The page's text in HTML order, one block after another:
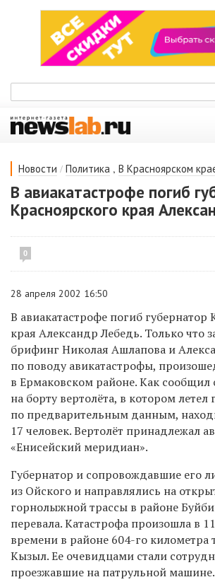
Новости / Политика , В Красноярском
В авиакатастрофе погиб
Красноярского края
0
28 апреля 2002 16:50
В авиакатастрофе погиб губернатор
края Александр Лебедь. Только что
брифинг Николая Ашлапова и
по поводу авикатастрофы,
в Ермаковском районе. Как сообщил
на борту вертолёта, в котором летел
по предварительным данным,
17 человек. Вертолёт принадлежал
«Енисейский меридиан».
Губернатор и сопровождавшие его
из Ойского и направлялись на
горнолыжной трассы в районе
перевала. Катастрофа произошла в
времени в районе 604-го километра
Кызыл. Ее очевидцами стали
проезжавшие на патрульной машине.